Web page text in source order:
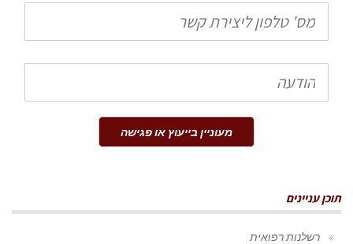
טלפון
הודעה
מעוניין בייעוץ או פגישה
תוכן עניינים
רשלנות רפואית